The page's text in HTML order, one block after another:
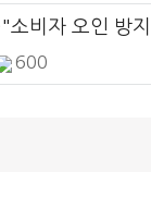
소비자 오인 방
600